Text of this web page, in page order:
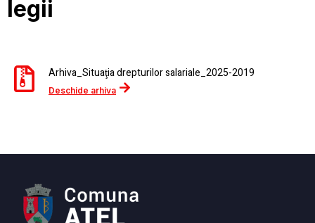
legii
Arhiva_Situaţia drepturilor salariale_2025-2019
Deschide arhiva